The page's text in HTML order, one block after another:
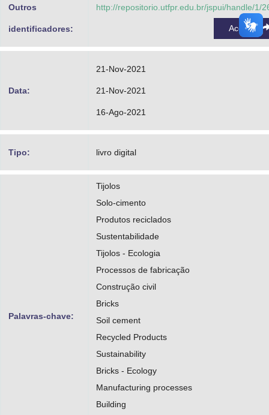
http://lattes.cnpq.br/8254799739887550
Pimentel, Lia Lorena
https://orcid.org/0000-0001-5146-0451
http://lattes.cnpq.br/5903115211598895
Outros
identificadores:
http://repositorio.utfpr.edu.br/jspui/handle/1/
Acessar
Data:
21-Nov-2021
21-Nov-2021
16-Ago-2021
Tipo: livro digital
Palavras-chave:
Tijolos
Solo-cimento
Produtos reciclados
Sustentabilidade
Tijolos - Ecologia
Processos de fabricação
Construção civil
Bricks
Soil cement
Recycled Products
Sustainability
Bricks - Ecology
Manufacturing processes
Building